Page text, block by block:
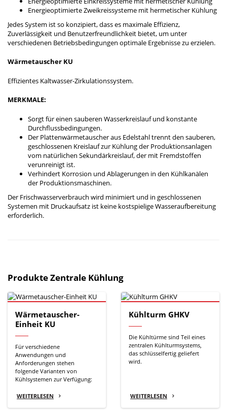
Energieoptimierte Zweikreissysteme mit hermetischer Kühlung
Jedes System ist so konzipiert, dass es maximale Effizienz,
Zuverlässigkeit und Benutzerfreundlichkeit bietet, um unter
verschiedenen Betriebsbedingungen optimale Ergebnisse zu erzielen.
Wärmetauscher KU
Effizientes Kaltwasser-Zirkulationssystem.
MERKMALE:
Sorgt für einen sauberen Wasserkreislauf und konstante
Durchflussbedingungen.
Der Plattenwärmetauscher aus Edelstahl trennt den sauberen,
geschlossenen Kreislauf zur Kühlung der Produktionsanlagen
vom natürlichen Sekundärkreislauf, der mit Fremdstoffen
verunreinigt ist.
Verhindert Korrosion und Ablagerungen in den Kühlkanälen
der Produktionsmaschinen.
Der Frischwasserverbrauch wird minimiert und in geschlossenen
Systemen mit Druckaufsatz ist keine kostspielige Wasseraufbereitung
erforderlich.
Produkte Zentrale Kühlung
Wärmetauscher-
Einheit KU
Für verschiedene
Anwendungen und
Anforderungen stehen
folgende Varianten von
Kühlsystemen zur Verfügung:
WEITERLESEN
Kühlturm GHKV
Die Kühltürme sind Teil eines
zentralen Kühlturmsystems,
das schlüsselfertig geliefert
wird.
WEITERLESEN